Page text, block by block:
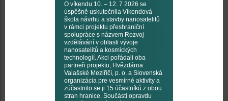
O víkendu 10. – 12. 7 2026 se
úspěšně uskutečnila Víkendová
škola návrhu a stavby nanosatelitů
v rámci projektu přeshraniční
spolupráce s názvem Rozvoj
vzdělávání v oblasti vývoje
nanosatelitů a kosmických
technologií. Akci pořádali oba
partneři projektu, Hvězdárna
Valašské Meziříčí, p. o. a Slovenská
organizácia pre vesmírné aktivity a
zúčastnilo se ji 15 účastníků z obou
stran hranice. Součástí opravdu